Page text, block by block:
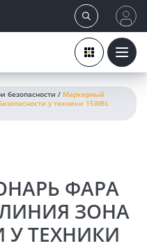
безопасности / Маркерный
у техники 15WBL
ФАРА
ЗОНА
У ТЕХНИКИ